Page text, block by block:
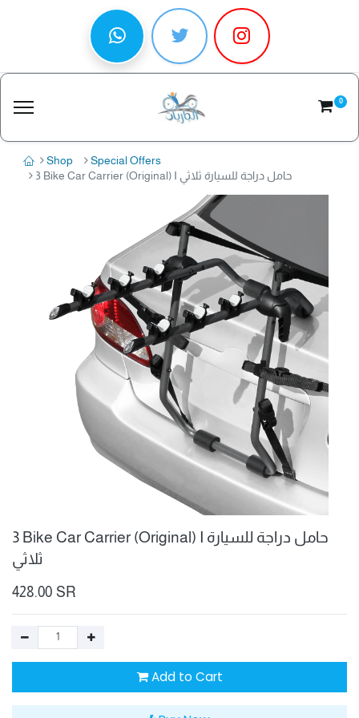
0
Shop
Special Offers
3 Bike Car Carrier (Original) I حامل دراجة للسيارة ثلاثي
3 Bike Car Carrier (Original) I حامل دراجة للسيارة
ثلاثي
428.00 SR
Add to Cart